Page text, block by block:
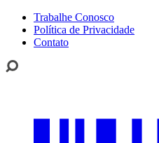
Trabalhe Conosco
Política de Privacidade
Contato